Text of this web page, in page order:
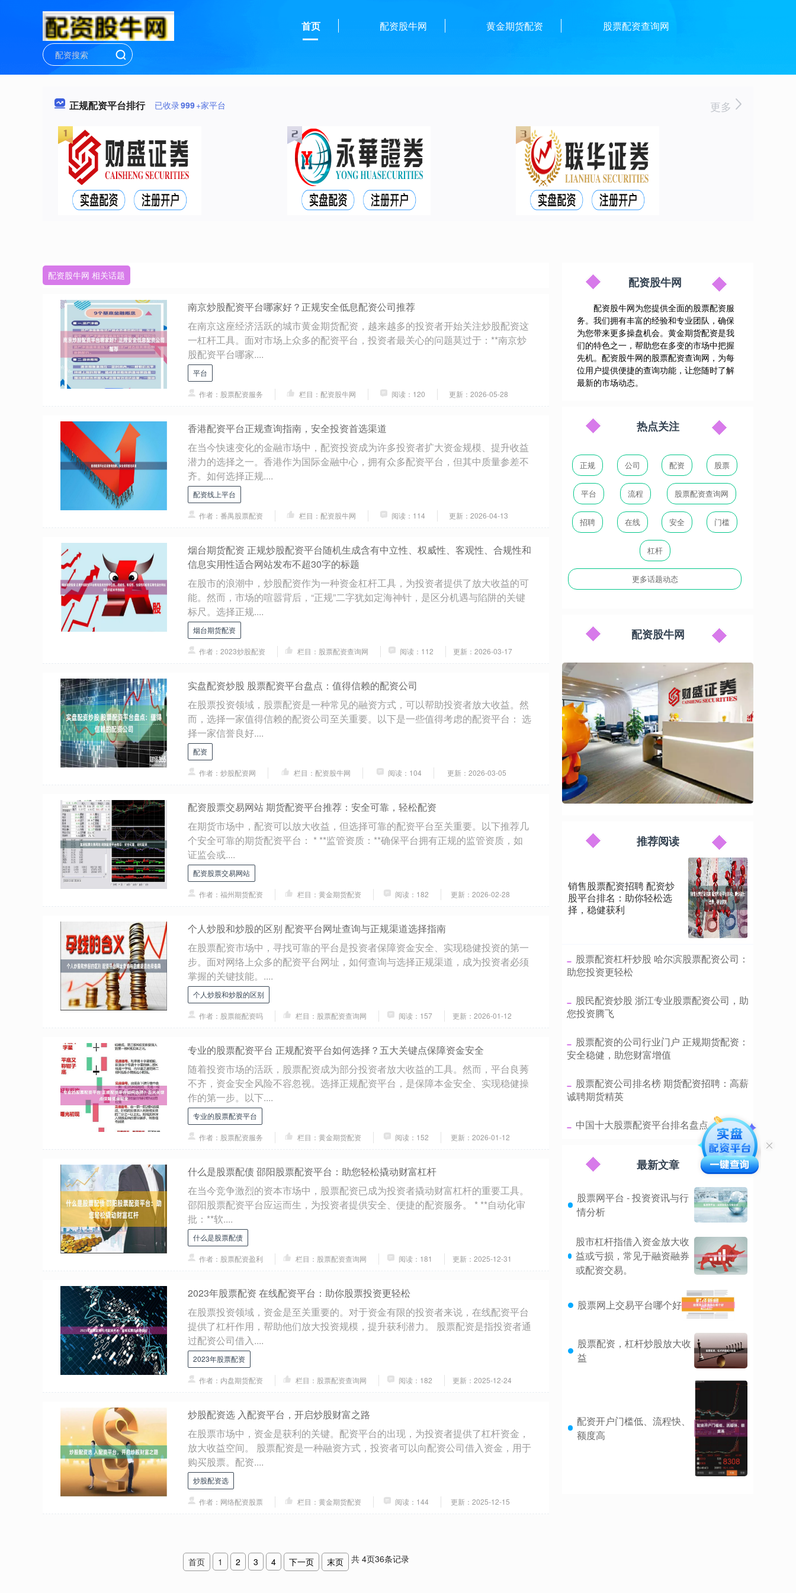
首页 配资股牛网 黄金期货配资 股票配资查询网
正规配资平台排行 已收录999+家平台 更多
配资股牛网 相关话题
南京炒股配资平台哪家好？正规安全低息配资公司推荐
在南京这座经济活跃的城市黄金期货配资，越来越多的投资者开始关注炒股配资这
一杠杆工具。面对市场上众多的配资平台，投资者最关心的问题莫过于：**南京炒
股配资平台哪家....
平台
作者：股票配资服务 栏目：配资股牛网 阅读：120 更新：2026-05-28
香港配资平台正规查询指南，安全投资首选渠道
在当今快速变化的金融市场中，配资投资成为许多投资者扩大资金规模、提升收益
潜力的选择之一。香港作为国际金融中心，拥有众多配资平台，但其中质量参差不
齐。如何选择正规....
配资线上平台
作者：番禺股票配资 栏目：配资股牛网 阅读：114 更新：2026-04-13
烟台期货配资 正规炒股配资平台随机生成含有中立性、权威性、客观性、合规性和
信息实用性适合网站发布不超30字的标题
在股市的浪潮中，炒股配资作为一种资金杠杆工具，为投资者提供了放大收益的可
能。然而，市场的喧嚣背后，“正规”二字犹如定海神针，是区分机遇与陷阱的关键
标尺。选择正规....
烟台期货配资
作者：2023炒股配资 栏目：股票配资查询网 阅读：112 更新：2026-03-17
实盘配资炒股 股票配资平台盘点：值得信赖的配资公司
在股票投资领域，股票配资是一种常见的融资方式，可以帮助投资者放大收益。然
而，选择一家值得信赖的配资公司至关重要。以下是一些值得考虑的配资平台： 选
择一家信誉良好....
配资
作者：炒股配资网 栏目：配资股牛网 阅读：104 更新：2026-03-05
配资股票交易网站 期货配资平台推荐：安全可靠，轻松配资
在期货市场中，配资可以放大收益，但选择可靠的配资平台至关重要。以下推荐几
个安全可靠的期货配资平台： * **监管资质：**确保平台拥有正规的监管资质，如
证监会或....
配资股票交易网站
作者：福州期货配资 栏目：黄金期货配资 阅读：182 更新：2026-02-28
个人炒股和炒股的区别 配资平台网址查询与正规渠道选择指南
在股票配资市场中，寻找可靠的平台是投资者保障资金安全、实现稳健投资的第一
步。面对网络上众多的配资平台网址，如何查询与选择正规渠道，成为投资者必须
掌握的关键技能。....
个人炒股和炒股的区别
作者：股票能配资吗 栏目：股票配资查询网 阅读：157 更新：2026-01-12
专业的股票配资平台 正规配资平台如何选择？五大关键点保障资金安全
随着投资市场的活跃，股票配资成为部分投资者放大收益的工具。然而，平台良莠
不齐，资金安全风险不容忽视。选择正规配资平台，是保障本金安全、实现稳健操
作的第一步。以下....
专业的股票配资平台
作者：股票配资服务 栏目：黄金期货配资 阅读：152 更新：2026-01-12
什么是股票配债 邵阳股票配资平台：助您轻松撬动财富杠杆
在当今竞争激烈的资本市场中，股票配资已成为投资者撬动财富杠杆的重要工具。
邵阳股票配资平台应运而生，为投资者提供安全、便捷的配资服务。 * **自动化审
批：**软....
什么是股票配债
作者：股票配资盈利 栏目：股票配资查询网 阅读：181 更新：2025-12-31
2023年股票配资 在线配资平台：助你股票投资更轻松
在股票投资领域，资金是至关重要的。对于资金有限的投资者来说，在线配资平台
提供了杠杆作用，帮助他们放大投资规模，提升获利潜力。 股票配资是指投资者通
过配资公司借入....
2023年股票配资
作者：内盘期货配资 栏目：股票配资查询网 阅读：182 更新：2025-12-24
炒股配资选 入配资平台，开启炒股财富之路
在股票市场中，资金是获利的关键。配资平台的出现，为投资者提供了杠杆资金，
放大收益空间。 股票配资是一种融资方式，投资者可以向配资公司借入资金，用于
购买股票。配资....
炒股配资选
作者：网络配资股票 栏目：黄金期货配资 阅读：144 更新：2025-12-15
首页 1 2 3 4 下一页 末页 共 4页36条记录
配资股牛网
配资股牛网为您提供全面的股票配资服
务。我们拥有丰富的经验和专业团队，确保
为您带来更多操盘机会。黄金期货配资是我
们的特色之一，帮助您在多变的市场中把握
先机。配资股牛网的股票配资查询网，为每
位用户提供便捷的查询功能，让您随时了解
最新的市场动态。
热点关注
正规 公司 配资 股票
平台 流程 股票配资查询网
招聘 在线 安全 门槛
杠杆
更多话题动态
配资股牛网
推荐阅读
销售股票配资招聘 配资炒
股平台排名：助你轻松选
择，稳健获利
​股票配资杠杆炒股 哈尔滨股票配资公司：
助您投资更轻松
​股民配资炒股 浙江专业股票配资公司，助
您投资腾飞
​股票配资的公司行业门户 正规期货配资：
安全稳健，助您财富增值
​股票配资公司排名榜 期货配资招聘：高薪
诚聘期货精英
​中国十大股票配资平台排名盘点（新）
最新文章
股票网平台 - 投资资讯与行
情分析
股市杠杆指借入资金放大收
益或亏损，常见于融资融券
或配资交易。
股票网上交易平台哪个好
股票配资，杠杆炒股放大收
益
配资开户门槛低、流程快、
额度高